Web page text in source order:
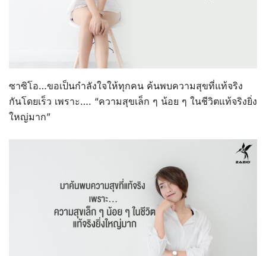
ซาซิโอ…ขอเป็นกำลังใจให้ทุกคน ค้นพบความสุขที่แท้จริง
กันโดยเร็ว เพราะ…. “ความสุขเล็ก ๆ น้อย ๆ ในชีวิตแท้จริงยิ่ง
ใหญ่มาก”